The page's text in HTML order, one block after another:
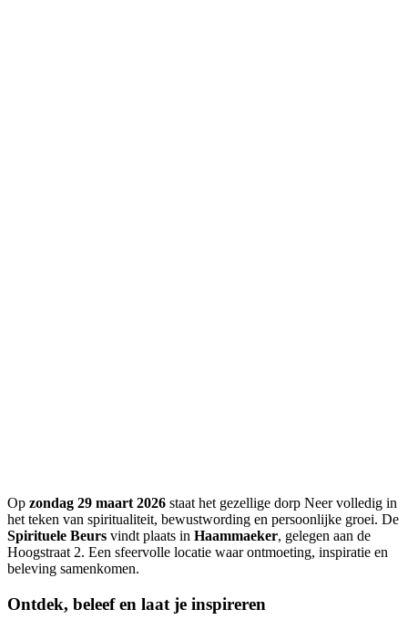
Op zondag 29 maart 2026 staat het gezellige dorp Neer volledig in
het teken van spiritualiteit, bewustwording en persoonlijke groei. De
Spirituele Beurs vindt plaats in Haammaeker, gelegen aan de
Hoogstraat 2. Een sfeervolle locatie waar ontmoeting, inspiratie en
beleving samenkomen.
Ontdek, beleef en laat je inspireren